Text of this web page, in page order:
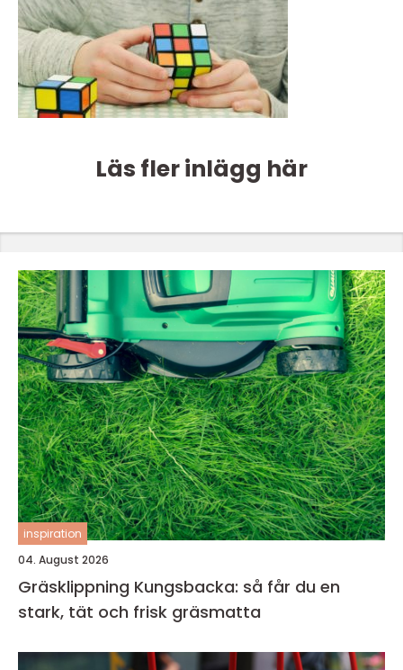
Läs fler inlägg här
inspiration
04. August 2026
Gräsklippning Kungsbacka: så får du en
stark, tät och frisk gräsmatta